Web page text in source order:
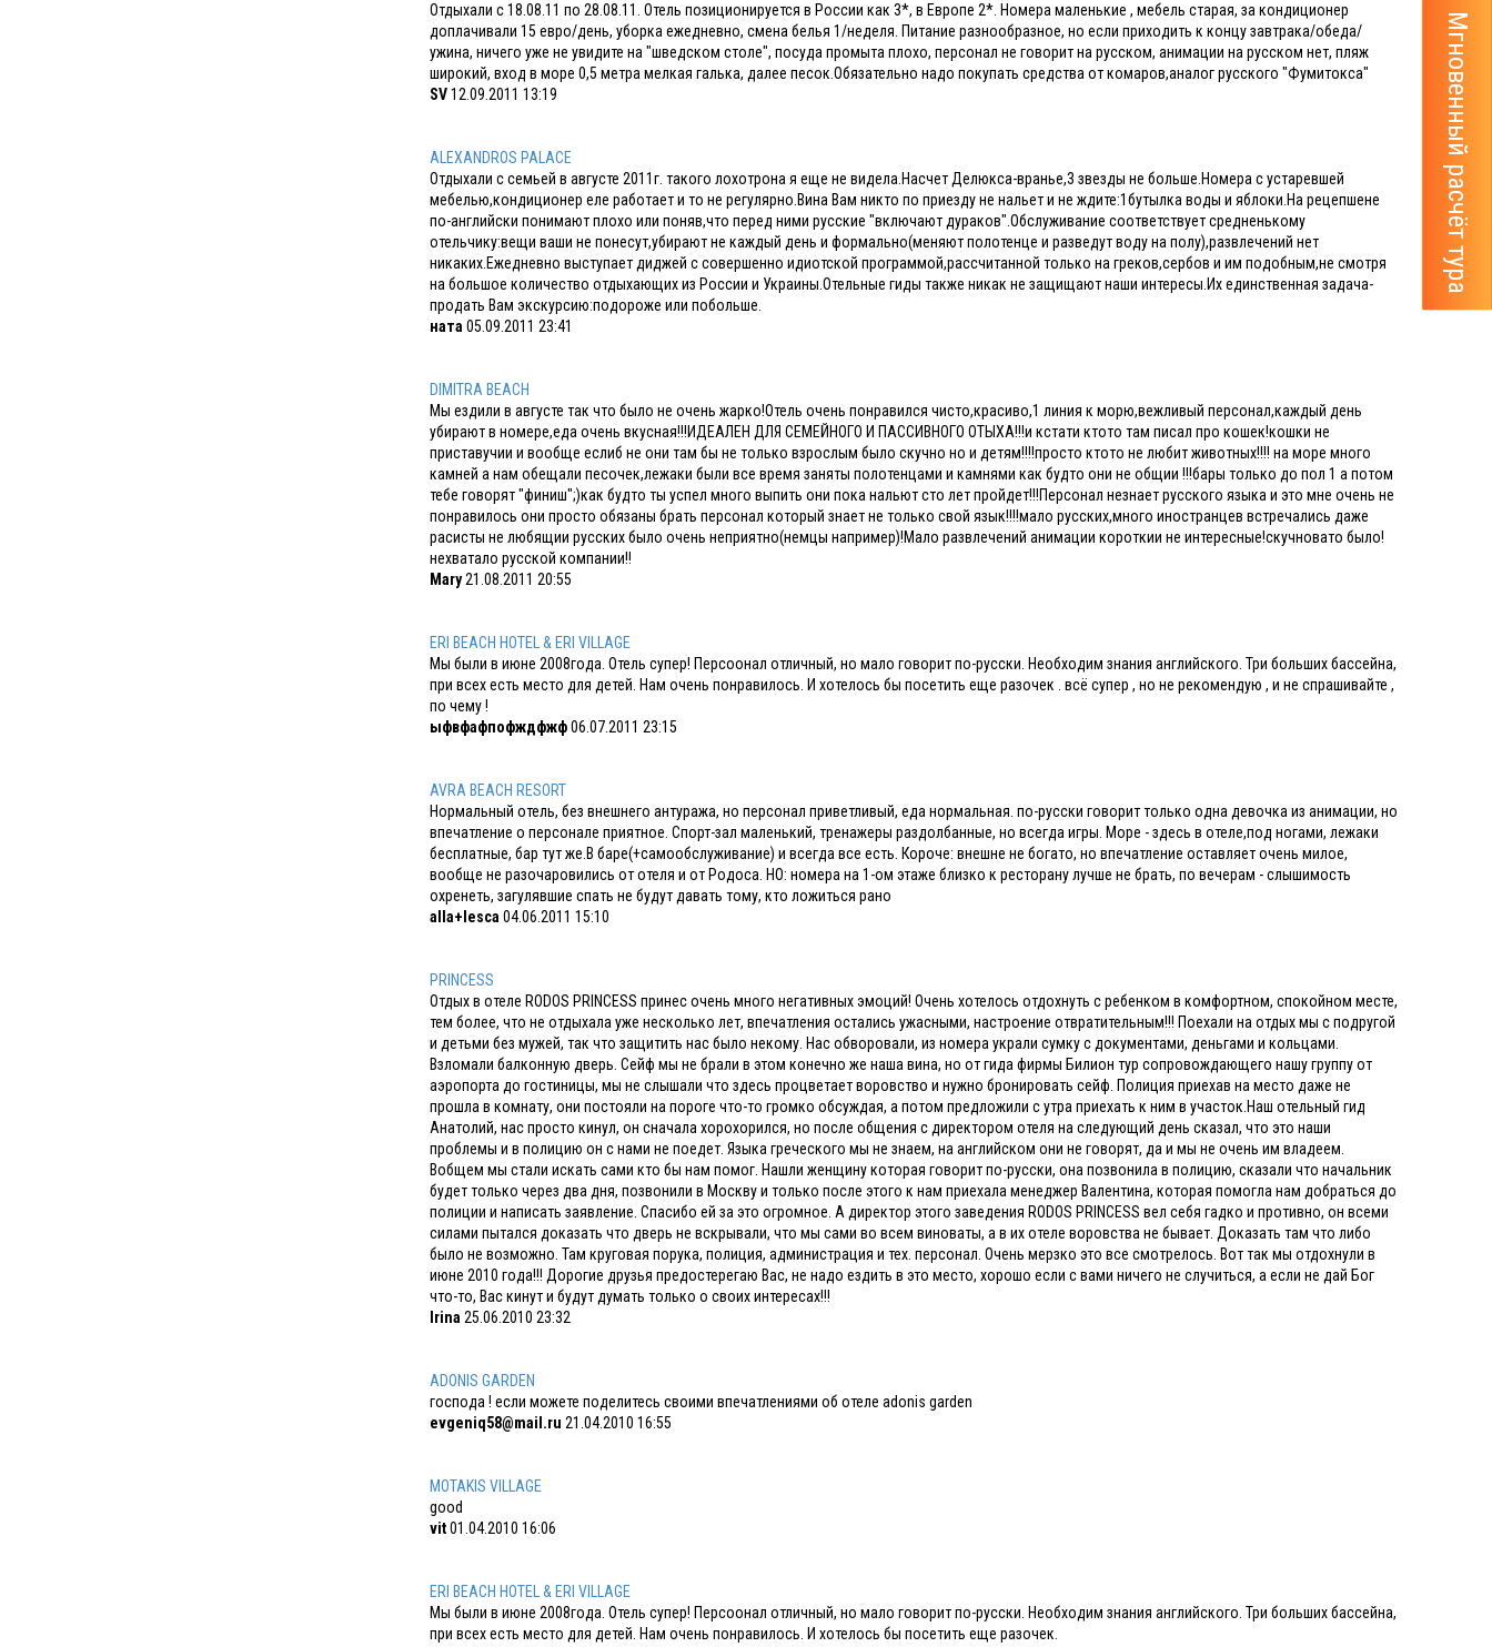
Мгновенный расчёт тура
Отдыхали с 18.08.11 по 28.08.11. Отель позиционируется в России как 3*, в Европе 2*. Номера маленькие , мебель старая, за кондиционер
доплачивали 15 евро/день, уборка ежедневно, смена белья 1/неделя. Питание разнообразное, но если приходить к концу завтрака/обеда/
ужина, ничего уже не увидите на "шведском столе", посуда промыта плохо, персонал не говорит на русском, анимации на русском нет, пляж
широкий, вход в море 0,5 метра мелкая галька, далее песок.Обязательно надо покупать средства от комаров,аналог русского "Фумитокса"
SV12.09.2011 13:19
ALEXANDROS PALACE
Отдыхали с семьей в августе 2011г. такого лохотрона я еще не видела.Насчет Делюкса-вранье,3 звезды не больше.Номера с устаревшей
мебелью,кондиционер еле работает и то не регулярно.Вина Вам никто по приезду не нальет и не ждите:1бутылка воды и яблоки.На рецепшене
по-английски понимают плохо или поняв,что перед ними русские "включают дураков".Обслуживание соответствует средненькому
отельчику:вещи ваши не понесут,убирают не каждый день и формально(меняют полотенце и разведут воду на полу),развлечений нет
никаких.Ежедневно выступает диджей с совершенно идиотской программой,рассчитанной только на греков,сербов и им подобным,не смотря
на большое количество отдыхающих из России и Украины.Отельные гиды также никак не защищают наши интересы.Их единственная задача-
продать Вам экскурсию:подороже или побольше.
ната 05.09.2011 23:41
DIMITRA BEACH
Мы ездили в августе так что было не очень жарко!Отель очень понравился чисто,красиво,1 линия к морю,вежливый персонал,каждый день
убирают в номере,еда очень вкусная!!!ИДЕАЛЕН ДЛЯ СЕМЕЙНОГО И ПАССИВНОГО ОТЫХА!!!и кстати ктото там писал про кошек!кошки не
приставучии и вообще еслиб не они там бы не только взрослым было скучно но и детям!!!!просто ктото не любит животных!!!! на море много
камней а нам обещали песочек,лежаки были все время заняты полотенцами и камнями как будто они не общии !!!бары только до пол 1 а потом
тебе говорят "финиш";)как будто ты успел много выпить они пока нальют сто лет пройдет!!!Персонал незнает русского языка и это мне очень не
понравилось они просто обязаны брать персонал который знает не только свой язык!!!!мало русских,много иностранцев встречались даже
расисты не любящии русских было очень неприятно(немцы например)!Мало развлечений анимации короткии не интересные!скучновато было!
нехватало русской компании!!
Mary21.08.2011 20:55
ERI BEACH HOTEL & ERI VILLAGE
Мы были в июне 2008года. Отель супер! Персоонал отличный, но мало говорит по-русски. Необходим знания английского. Три больших бассейна,
при всех есть место для детей. Нам очень понравилось. И хотелось бы посетить еще разочек . всё супер , но не рекомендую , и не спрашивайте ,
по чему !
ыфвфафпофждфжф06.07.2011 23:15
AVRA BEACH RESORT
Нормальный отель, без внешнего антуража, но персонал приветливый, еда нормальная. по-русски говорит только одна девочка из анимации, но
впечатление о персонале приятное. Спорт-зал маленький, тренажеры раздолбанные, но всегда игры. Море - здесь в отеле,под ногами, лежаки
бесплатные, бар тут же.В баре(+самообслуживание) и всегда все есть. Короче: внешне не богато, но впечатление оставляет очень милое,
вообще не разочаровились от отеля и от Родоса. НО: номера на 1-ом этаже близко к ресторану лучше не брать, по вечерам - слышимость
охренеть, загулявшие спать не будут давать тому, кто ложиться рано
alla+lesca 04.06.2011 15:10
PRINCESS
Отдых в отеле RODOS PRINCESS принес очень много негативных эмоций! Очень хотелось отдохнуть с ребенком в комфортном, спокойном месте,
тем более, что не отдыхала уже несколько лет, впечатления остались ужасными, настроение отвратительным!!! Поехали на отдых мы с подругой
и детьми без мужей, так что защитить нас было некому. Нас обворовали, из номера украли сумку с документами, деньгами и кольцами.
Взломали балконную дверь. Сейф мы не брали в этом конечно же наша вина, но от гида фирмы Билион тур сопровождающего нашу группу от
аэропорта до гостиницы, мы не слышали что здесь процветает воровство и нужно бронировать сейф. Полиция приехав на место даже не
прошла в комнату, они постояли на пороге что-то громко обсуждая, а потом предложили с утра приехать к ним в участок.Наш отельный гид
Анатолий, нас просто кинул, он сначала хорохорился, но после общения с директором отеля на следующий день сказал, что это наши
проблемы и в полицию он с нами не поедет. Языка греческого мы не знаем, на английском они не говорят, да и мы не очень им владеем.
Вобщем мы стали искать сами кто бы нам помог. Нашли женщину которая говорит по-русски, она позвонила в полицию, сказали что начальник
будет только через два дня, позвонили в Москву и только после этого к нам приехала менеджер Валентина, которая помогла нам добраться до
полиции и написать заявление. Спасибо ей за это огромное. А директор этого заведения RODOS PRINCESS вел себя гадко и противно, он всеми
силами пытался доказать что дверь не вскрывали, что мы сами во всем виноваты, а в их отеле воровства не бывает. Доказать там что либо
было не возможно. Там круговая порука, полиция, администрация и тех. персонал. Очень мерзко это все смотрелось. Вот так мы отдохнули в
июне 2010 года!!! Дорогие друзья предостерегаю Вас, не надо ездить в это место, хорошо если с вами ничего не случиться, а если не дай Бог
что-то, Вас кинут и будут думать только о своих интересах!!!
Irina 25.06.2010 23:32
ADONIS GARDEN
господа ! если можете поделитесь своими впечатлениями об отеле adonis garden
evgeniq58@mail.ru 21.04.2010 16:55
MOTAKIS VILLAGE
good
vit01.04.2010 16:06
ERI BEACH HOTEL & ERI VILLAGE
Мы были в июне 2008года. Отель супер! Персоонал отличный, но мало говорит по-русски. Необходим знания английского. Три больших бассейна,
при всех есть место для детей. Нам очень понравилось. И хотелось бы посетить еще разочек.